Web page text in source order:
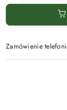
Zamówienie